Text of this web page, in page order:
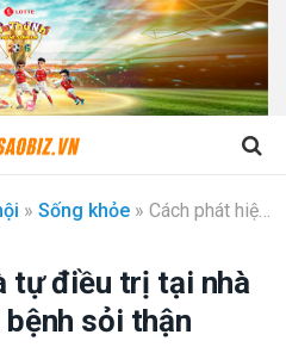
» Sống khỏe » Cách phát hiện và tự điều trị tại nhà cho người bị mắc bệnh sỏi thận
tự điều trị tại nhà
sỏi thận